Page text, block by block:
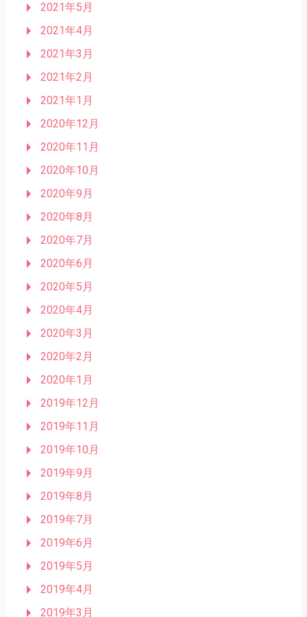
2021年5月
2021年4月
2021年3月
2021年2月
2021年1月
2020年12月
2020年11月
2020年10月
2020年9月
2020年8月
2020年7月
2020年6月
2020年5月
2020年4月
2020年3月
2020年2月
2020年1月
2019年12月
2019年11月
2019年10月
2019年9月
2019年8月
2019年7月
2019年6月
2019年5月
2019年4月
2019年3月